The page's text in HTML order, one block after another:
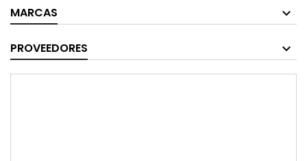
MARCAS
PROVEEDORES